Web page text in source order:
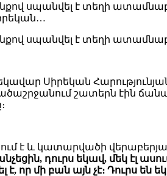
սպանվել է տեղի
սպանվել է տեղի
Սիրեկան
շատերն էին
է և կատարվածի վերաբերյալ
դուրս եկավ, մեկ էլ
մի բան այն չէ։ Դուրս են